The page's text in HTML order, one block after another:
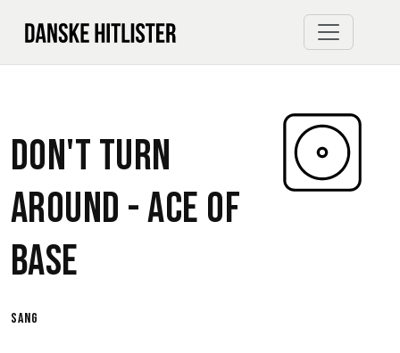
Don't Turn
Around -Ace Of
Base
sang